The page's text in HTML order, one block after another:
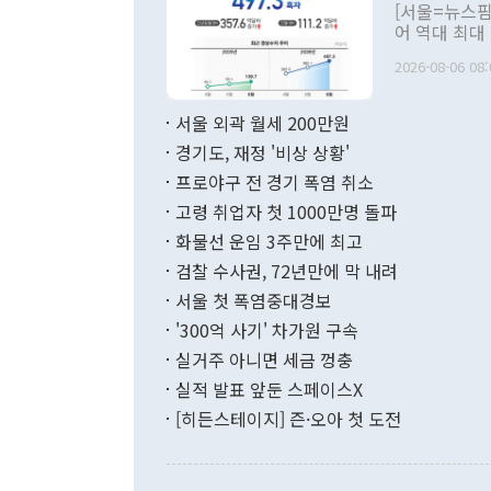
관 부처 장
관의 무리한
다. [정동영 통일부 장관이 지난달 23일 오후 서울 종로구 정부서울청사에
무너졌다고
함께 4자 대
"우리의 선
관은 업무
[서울=뉴스
어 역대 최
료=한국은행] 한국은행이 6일 발표한 '2026년 6월 국제수지(잠정)'
며 월간 기
196.9% 급
수출은
기록했지만
로 전환됐다.
는 배당수입
2026-08-06
서울 외곽 월세 200만원
경기도, 재정 '비상 상황'
프로야구 전 경기 폭염 취소
고령 취업자 첫 1000만명 돌파
화물선 운임 3주만에 최고
검찰 수사권, 72년만에 막 내려
서울 첫 폭염중대경보
'300억 사기' 차가원 구속
실거주 아니면 세금 껑충
실적 발표 앞둔 스페이스X
[히든스테이지] 즌·오아 첫 도전